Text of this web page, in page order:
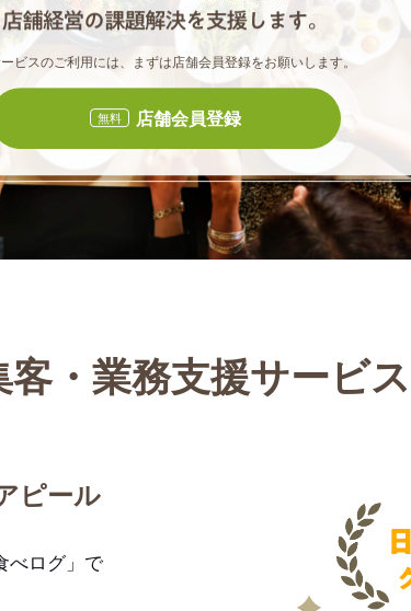
ビスのご利用には、まずは店舗会員登録をお願いします。
無料 店舗会員登録
・業務支援サービ
ピール
べログ」で